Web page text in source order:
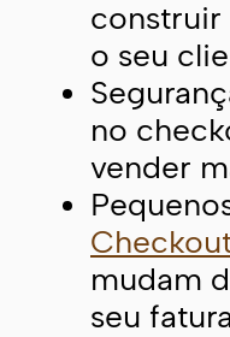
construir
o seu
no
vender
mudam
seu